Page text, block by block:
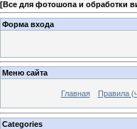
[Все для фотошопа и обработки
Форма входа
Меню сайта
Главная Правила
Categories